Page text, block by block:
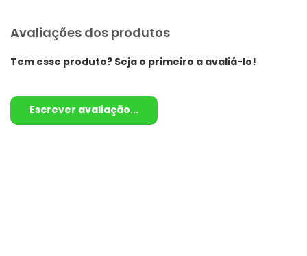
Avaliações dos produtos
Tem esse produto? Seja o primeiro a avaliá-lo!
Escrever avaliação...